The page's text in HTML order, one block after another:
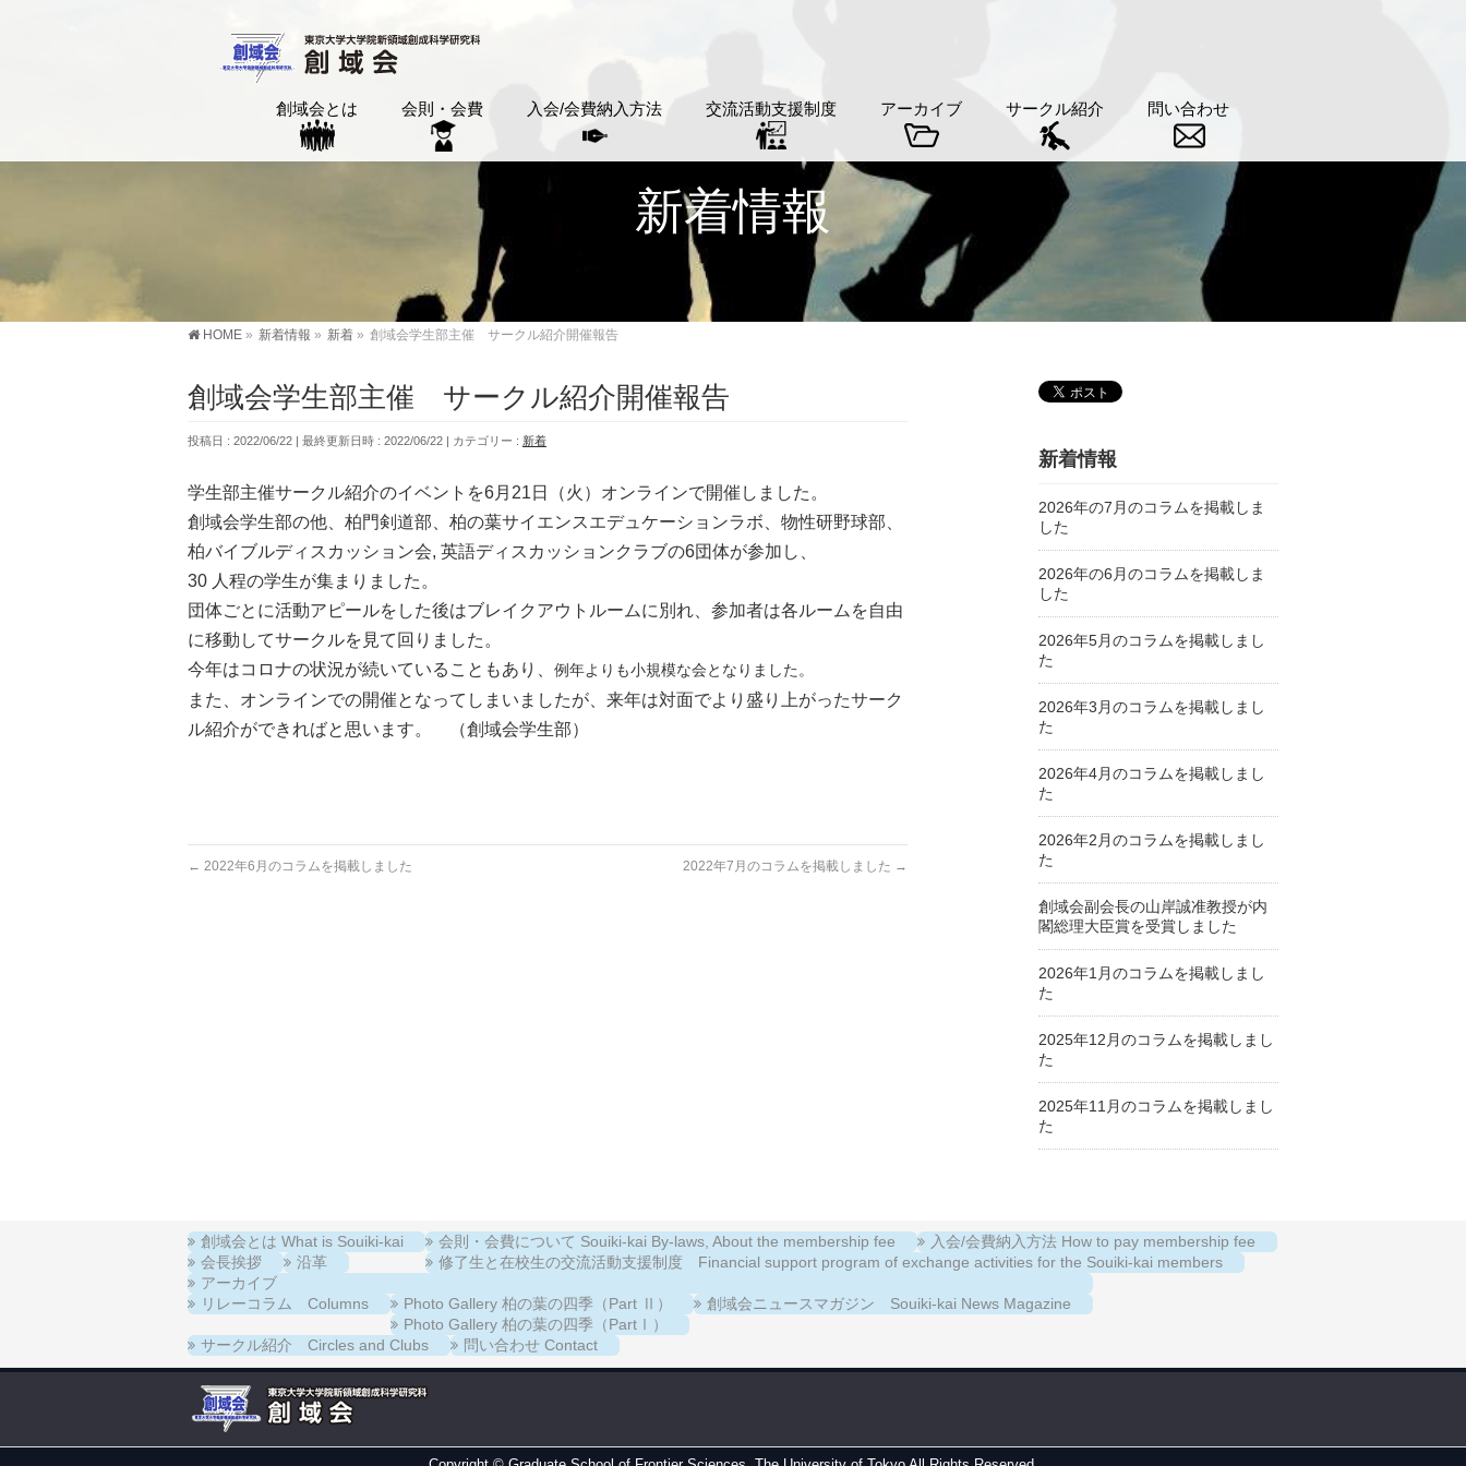
創域会とは 会則・会費 入会/会費納入方法 交流活動支援制度 アーカイブ サークル紹介 問い合わせ
新着情報
HOME » 新着情報 » 新着 » 創域会学生部主催 サークル紹介開催報告
創域会学生部主催 サークル紹介開催報告
投稿日 : 2022/06/22 最終更新日時 : 2022/06/22 カテゴリー : 新着
学生部主催サークル紹介のイベントを6月21日（火）オンラインで開催しました。
創域会学生部の他、柏門剣道部、柏の葉サイエンスエデュケーションラボ、物性研野球部、
柏バイブルディスカッション会, 英語ディスカッションクラブの6団体が参加し、
30 人程の学生が集まりました。
団体ごとに活動アピールをした後はブレイクアウトルームに別れ、参加者は各ルームを自由
に移動してサークルを見て回りました。
今年はコロナの状況が続いていることもあり、 例年よりも小規模な会となりました。
また、オンラインでの開催となってしまいましたが、来年は対面でより盛り上がったサーク
ル紹介ができればと思います。 （創域会学生部）
← 2022年6月のコラムを掲載しました 2022年7月のコラムを掲載しました →
新着情報
2026年の7月のコラムを掲載しま
した
2026年の6月のコラムを掲載しま
した
2026年5月のコラムを掲載しまし
た
2026年3月のコラムを掲載しまし
た
2026年4月のコラムを掲載しまし
た
2026年2月のコラムを掲載しまし
た
創域会副会長の山岸誠准教授が内
閣総理大臣賞を受賞しました
2026年1月のコラムを掲載しまし
た
2025年12月のコラムを掲載しまし
た
2025年11月のコラムを掲載しまし
た
創域会とは What is Souiki-kai
会長挨拶
沿革
会則・会費について Souiki-kai By-laws, About the membership fee
入会/会費納入方法 How to pay membership fee
修了生と在校生の交流活動支援制度 Financial support program of exchange activities for the Souiki-kai members
アーカイブ
リレーコラム Columns
Photo Gallery 柏の葉の四季（Part Ⅱ）
Photo Gallery 柏の葉の四季（PartⅠ）
創域会ニュースマガジン Souiki-kai News Magazine
サークル紹介 Circles and Clubs 問い合わせ Contact